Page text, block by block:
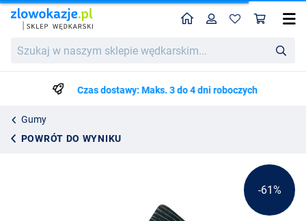
w
wędkarskim...
HomeProfil
Czas dostawy: Maks. 3 do 4 dni roboczych
Gumy
POWRÓT DO WYNIKU
Uni Cat Trout Softbait 20cm
45.75
18.20
-61%